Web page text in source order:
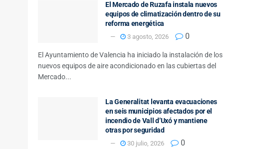
El Mercado de Ruzafa instala nuevos
equipos de climatización dentro de su
reforma energética
3 agosto, 2026 0
El Ayuntamiento de Valencia ha iniciado la instalación de los
nuevos equipos de aire acondicionado en las cubiertas del
Mercado...
La Generalitat levanta evacuaciones
en seis municipios afectados por el
incendio de Vall d’Uxó y mantiene
otras por seguridad
30 julio, 2026 0